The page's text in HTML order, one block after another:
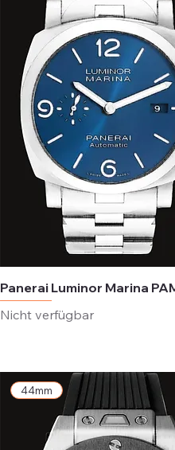
Panerai Luminor Marina
Nicht verfügbar
44mm